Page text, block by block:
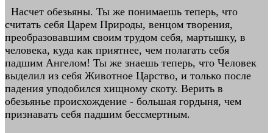
Насчет обезьяны. Ты же понимаешь теперь, что
считать себя Царем Природы, венцом творения,
преобразовавшим своим трудом себя, мартышку, в
человека, куда как приятнее, чем полагать себя
падшим Ангелом! Ты же знаешь теперь, что Человек
выделил из себя Животное Царство, и только после
падения уподобился хищному скоту. Верить в
обезьянье происхождение - большая гордыня, чем
признавать себя падшим бессмертным.